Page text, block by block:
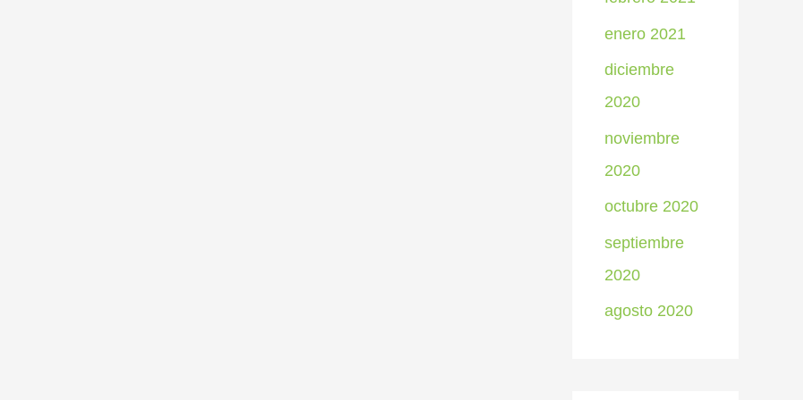
enero 2021
diciembre
2020
noviembre
2020
octubre 2020
septiembre
2020
agosto 2020